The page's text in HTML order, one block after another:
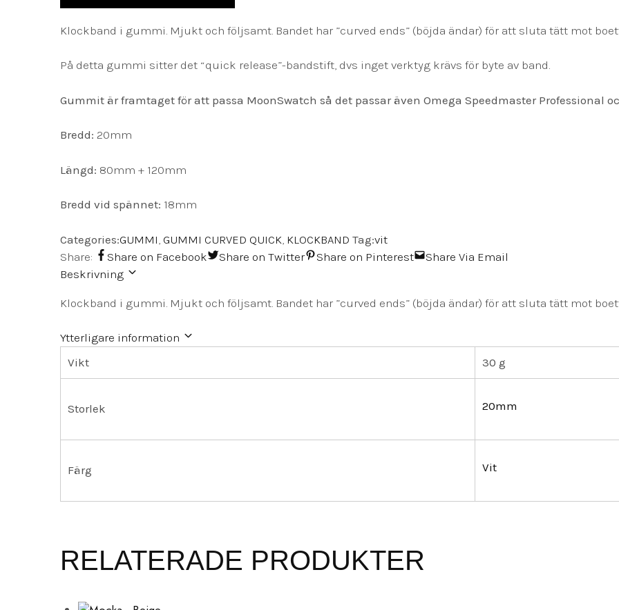
Klockband i gummi. Mjukt och följsamt. Bandet har ”curved ends” (böjda ändar) för att sluta tätt mot
På detta gummi sitter det “quick release”-bandstift, dvs inget verktyg krävs för byte av band.
Gummit är framtaget för att passa MoonSwatch så det passar även Omega Speedmaster Professional
Bredd: 20mm
Längd: 80mm + 120mm
Bredd vid spännet: 18mm
Categories:GUMMI GUMMI CURVED QUICK KLOCKBAND Tag:vit
Share:
Share on Facebook Share on Twitter Share on Pinterest
Share Via Email
Beskrivning
Klockband i gummi. Mjukt och följsamt. Bandet har ”curved ends” (böjda ändar) för att sluta tätt mot
Ytterligare information
Vikt
30 g
Storlek 20mm
Färg Vit
RELATERADE PRODUKTER